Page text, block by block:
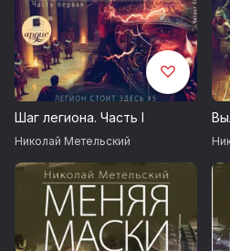
Шаг легиона. Часть I
Николай Метельский